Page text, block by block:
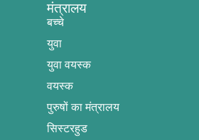
मंत्रालय
बच्चे
युवा
युवा वयस्क
वयस्क
पुरुषों का मंत्रालय
सिस्टरहुड